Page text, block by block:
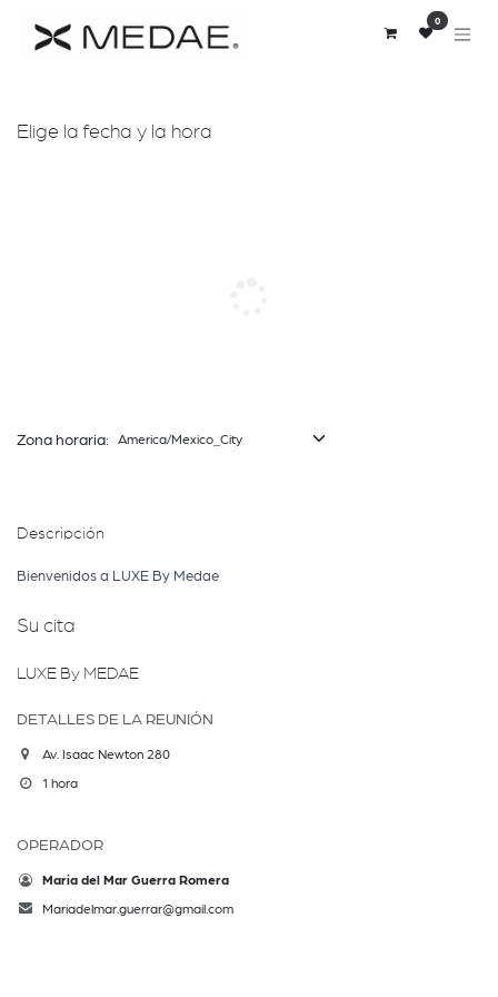
0
Elige la fecha y la hora
Zona horaria:
Descripción
Bienvenidos a LUXE By Medae
Su cita
LUXE By MEDAE
DETALLES DE LA REUNIÓN
Av. Isaac Newton 280
1 hora
OPERADOR
Maria del Mar Guerra Romera
Mariadelmar.guerrar@gmail.com